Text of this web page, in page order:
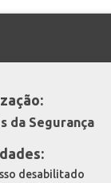
da Segurança
desabilitado